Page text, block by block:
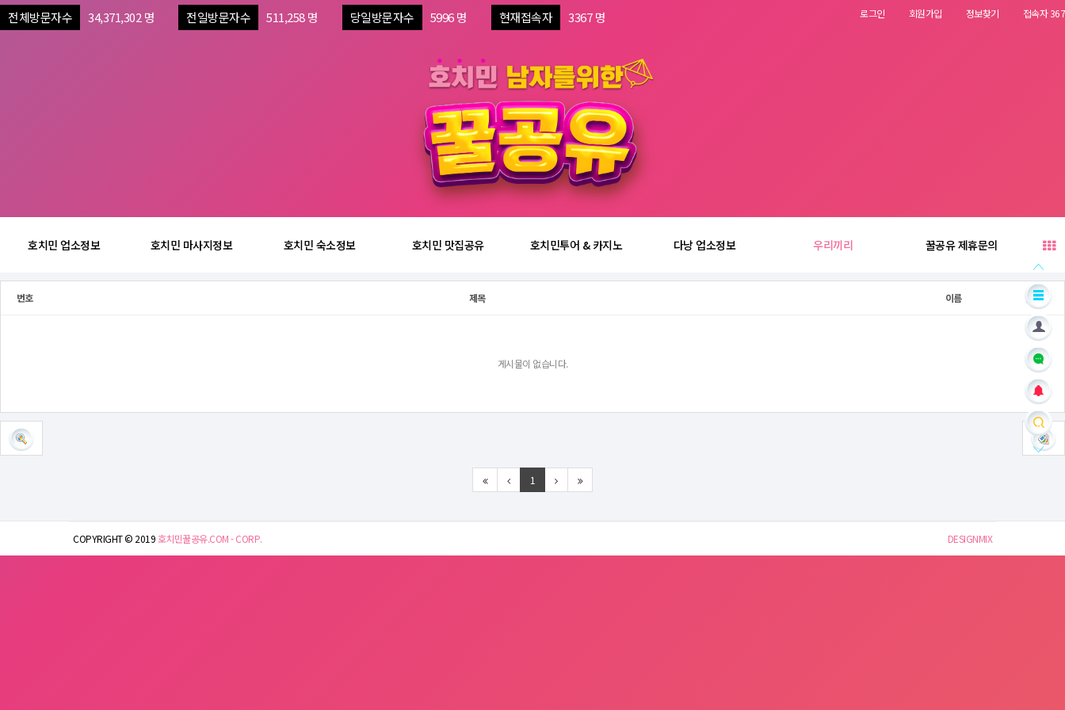
전체방문자수 34,371,302 명 전일방문자수 511,258 명 당일방문자수 5996 명 현재접속자 3367 명 로그인 회원가입 정보찾기 접속자 367
호치민 업소정보 호치민 마사지정보 호치민 숙소정보 호치민 맛집공유 호치민투어 & 카지노 다낭 업소정보 우리끼리 꿀공유 제휴문의
번호 제목 이름 날짜
게시물이 없습니다.
1
COPYRIGHT © 2019호치민꿀공유.COM - CORP. DESIGNMIX